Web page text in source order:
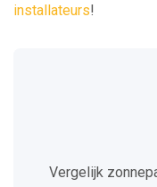
installateurs!
Vergelijk